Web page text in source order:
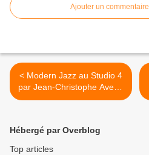
Ajouter un commentaire
< Modern Jazz au Studio 4
par Jean-Christophe Averty
(1960)
Hébergé par Overblog
Top articles